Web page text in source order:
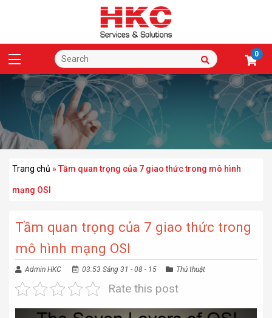
0
Trang chủ »Tầm quan trọng của 7 giao thức trong mô hình
mạng OSI
Tầm quan trọng của 7 giao thức trong
mô hình mạng OSI
Admin HKC 03:53 Sáng 31 - 08 - 15 Thủ thuật
Rate this post